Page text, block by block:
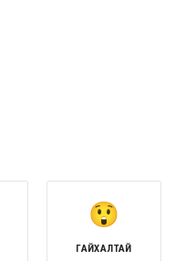
ГАЙХАЛТАЙ